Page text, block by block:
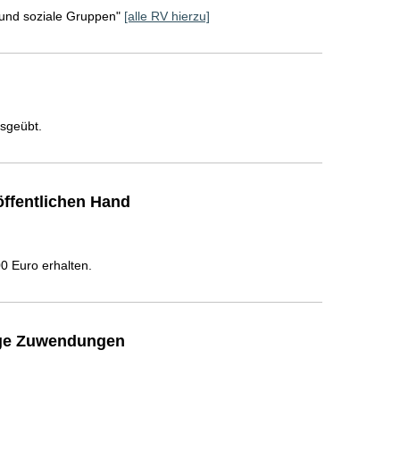
soziale Gruppen" [alle RV hierzu]
Hand
Euro erhalten.
Zuwendungen